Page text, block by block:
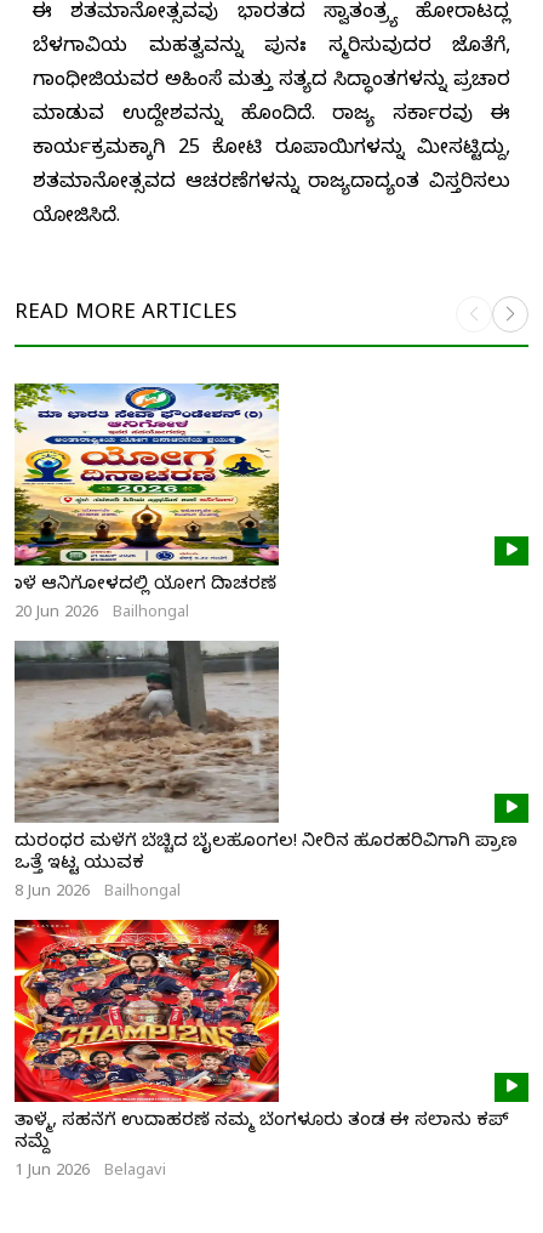
ಈ ಶತಮಾನೋತ್ಸವವು ಭಾರತದ ಸ್ವಾತಂತ್ರ್ಯ ಹೋರಾಟದಲ್ಲಿ
ಬೆಳಗಾವಿಯ ಮಹತ್ವವನ್ನು ಪುನಃ ಸ್ಮರಿಸುವುದರ ಜೊತೆಗೆ,
ಗಾಂಧೀಜಿಯವರ ಅಹಿಂಸೆ ಮತ್ತು ಸತ್ಯದ ಸಿದ್ಧಾಂತಗಳನ್ನು ಪ್ರಚಾರ
ಮಾಡುವ ಉದ್ದೇಶವನ್ನು ಹೊಂದಿದೆ. ರಾಜ್ಯ ಸರ್ಕಾರವು ಈ
ಕಾರ್ಯಕ್ರಮಕ್ಕಾಗಿ 25 ಕೋಟಿ ರೂಪಾಯಿಗಳನ್ನು ಮೀಸಲಿಟ್ಟಿದ್ದು,
ಶತಮಾನೋತ್ಸವದ ಆಚರಣೆಗಳನ್ನು ರಾಜ್ಯದಾದ್ಯಂತ ವಿಸ್ತರಿಸಲು
ಯೋಜಿಸಿದೆ.
READ MORE ARTICLES
ನಾಳೆ ಆನಿಗೋಳದಲ್ಲಿ ಯೋಗ ದಿನಾಚರಣೆ
20 Jun 2026 Bailhongal
ದುರಂಧರ ಮಳೆಗೆ ಬೆಚ್ಚಿದ ಬೈಲಹೊಂಗಲ! ನೀರಿನ ಹೊರಹರಿವಿಗಾಗಿ ಪ್ರಾಣ
ಒತ್ತೆ ಇಟ್ಟ ಯುವಕ
8 Jun 2026 Bailhongal
ತಾಳ್ಮೆ, ಸಹನೆಗೆ ಉದಾಹರಣೆ ನಮ್ಮ ಬೆಂಗಳೂರು ತಂಡ ಈ ಸಲಾನು ಕಪ್
ನಮ್ದೆ
1 Jun 2026 Belagavi